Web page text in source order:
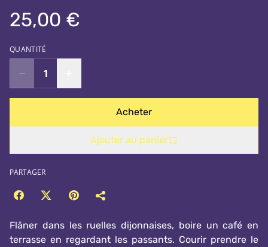
25,00 €
QUANTITÉ
Acheter
Ajouter au panier
PARTAGER
Flâner dans les ruelles dijonnaises, boire un café en
terrasse en regardant les passants. Courir prendre le